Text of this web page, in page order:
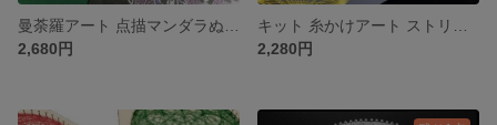
2,680円
2,280円